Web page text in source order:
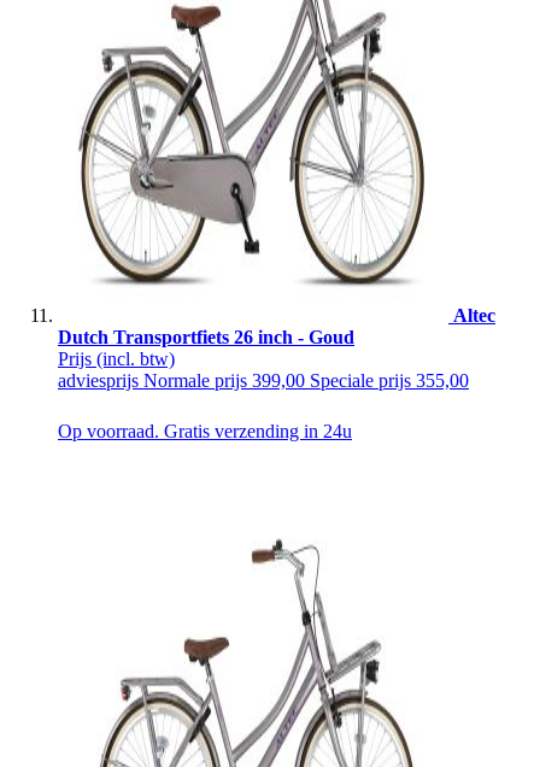
Altec
Dutch Transportfiets 26 inch - Goud
Prijs (incl. btw)
adviesprijs Normale prijs 399,00 Speciale prijs 355,00
Op voorraad. Gratis verzending in 24u